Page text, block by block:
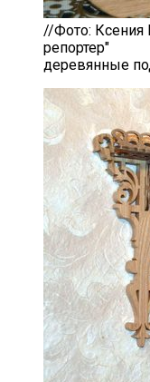
//Фото: Ксения
репортер"
деревянные